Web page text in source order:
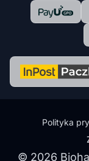
Polityka
© 2026